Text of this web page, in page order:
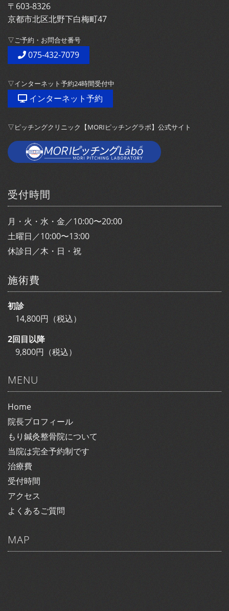
〒603-8326
京都市北区北野下白梅町47
▽ご予約・お問合せ番号
075-432-7079
▽インターネット予約24時間受付中
インターネット予約
▽ピッチングクリニック【MORIピッチングラボ】公式サイト
受付時間
月・火・水・金／10:00〜20:00
土曜日／10:00〜13:00
休診日／木・日・祝
施術費
初診
14,800円（税込）
2回目以降
9,800円（税込）
MENU
Home
院長プロフィール
もり鍼灸整骨院について
当院は完全予約制です
治療費
受付時間
アクセス
よくあるご質問
MAP